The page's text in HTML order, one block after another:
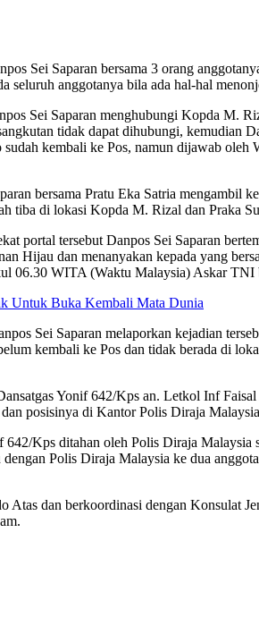
Sei Saparan bersama 3 orang
seluruh anggotanya bila ada hal-hal
Sei Saparan menghubungi Kopda M.
tidak dapat dihubungi, kemudian
kembali ke Pos, namun dijawab
bersama Pratu Eka Satria mengambil
tiba di lokasi Kopda M. Rizal dan Praka
portal tersebut Danpos Sei Saparan
Hijau dan menanyakan kepada yang
06.30 WITA (Waktu Malaysia) Askar TNI
Untuk Buka Kembali Mata Dunia
Sei Saparan melaporkan kejadian
kembali ke Pos dan tidak berada di
Yonif 642/Kps an. Letkol Inf
posisinya di Kantor Polis Diraja
Kps ditahan oleh Polis Diraja Malaysia
Polis Diraja Malaysia ke dua
Atas dan berkoordinasi dengan Konsulat